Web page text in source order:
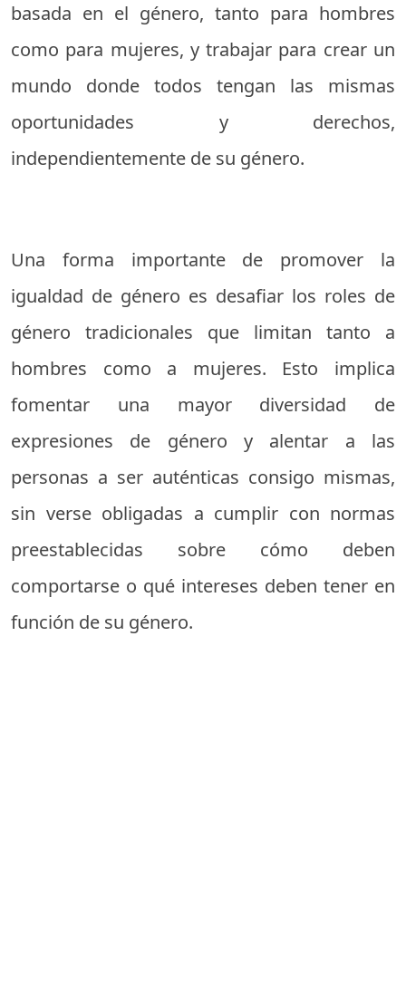
basada en el género, tanto para hombres
como para mujeres, y trabajar para crear un
mundo donde todos tengan las mismas
oportunidades y derechos,
independientemente de su género.
Una forma importante de promover la
igualdad de género es desafiar los roles de
género tradicionales que limitan tanto a
hombres como a mujeres. Esto implica
fomentar una mayor diversidad de
expresiones de género y alentar a las
personas a ser auténticas consigo mismas,
sin verse obligadas a cumplir con normas
preestablecidas sobre cómo deben
comportarse o qué intereses deben tener en
función de su género.